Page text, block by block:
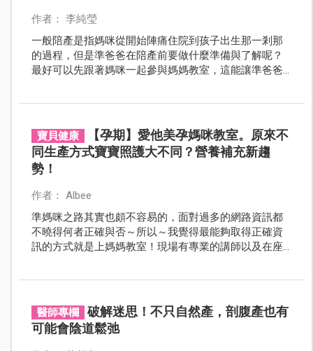
作者： 李純瑩
一般陪產是指媽咪從開始陣痛住院到孩子出生那一剎那
的過程，但是準爸爸在陪產前要做什麼準備與了解呢？
最好可以先跟著媽咪一起參與媽媽教室，這能讓準爸爸
寶貝健康
【孕期】愛他美孕媽咪教室。原來不
同生產方式寶寶照護大不同？營養補充新趨
勢！
作者： Albee
準媽咪之路其實也頗不容易的，面對過多的網路資訊都
不曉得何者正確與否～所以～我覺得最能夠取得正確資
訊的方式就是上媽媽教室！現場有專業的講師以及在座
醫師專欄
破解迷思！不只自然產，剖腹產也有
可能會陰道鬆弛